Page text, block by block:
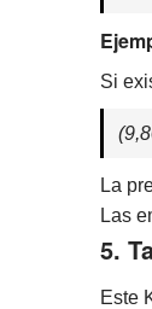
Si
La
Las
5.
Este